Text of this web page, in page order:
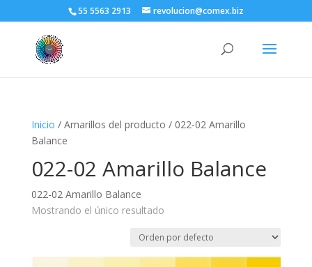
55 5563 2913 revolucion@comex.biz
Inicio / Amarillos del producto / 022-02 Amarillo
Balance
022-02 Amarillo Balance
022-02 Amarillo Balance
Mostrando el único resultado